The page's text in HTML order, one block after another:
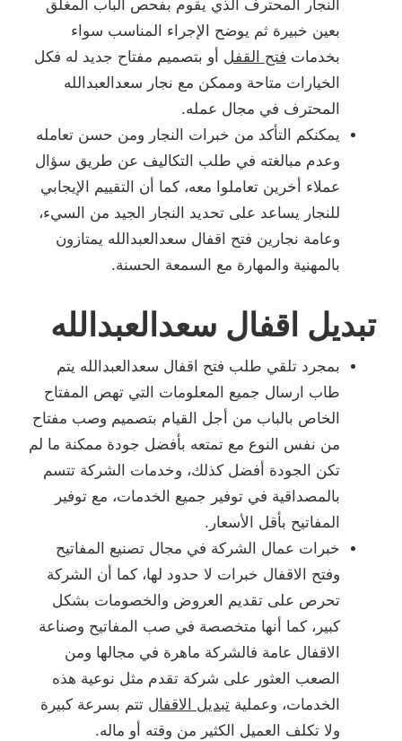
النجار المحترف الذي يقوم بفحص الباب المغلق
بعين خبيرة ثم يوضح الإجراء المناسب سواء
بخدمات فتح القفل أو بتصميم مفتاح جديد له فكل
الخيارات متاحة وممكن مع نجار سعدالعبدالله
المحترف في مجال عمله.
يمكنكم التأكد من خبرات النجار ومن حسن تعامله
وعدم مبالغته في طلب التكاليف عن طريق سؤال
عملاء أخرين تعاملوا معه، كما أن التقييم الإيجابي
للنجار يساعد على تحديد النجار الجيد من السيء،
وعامة نجارين فتح اقفال سعدالعبدالله يمتازون
بالمهنية والمهارة مع السمعة الحسنة.
تبديل اقفال سعدالعبدالله
بمجرد تلقي طلب فتح اقفال سعدالعبدالله يتم
طاب ارسال جميع المعلومات التي تهص المفتاح
الخاص بالباب من أجل القيام بتصميم وصب مفتاح
من نفس النوع مع تمتعه بأفضل جودة ممكنة ما لم
تكن الجودة أفضل كذلك، وخدمات الشركة تتسم
بالمصداقية في توفير جميع الخدمات، مع توفير
المفاتيح بأقل الأسعار.
خبرات عمال الشركة في مجال تصنيع المفاتيح
وفتح الاقفال خبرات لا حدود لها، كما أن الشركة
تحرص على تقديم العروض والخصومات بشكل
كبير، كما أنها متخصصة في صب المفاتيح وصناعة
الاقفال عامة فالشركة ماهرة في مجالها ومن
الصعب العثور على شركة تقدم مثل نوعية هذه
الخدمات، وعملية تبديل الاقفال تتم بسرعة كبيرة
ولا تكلف العميل الكثير من وقته أو ماله.